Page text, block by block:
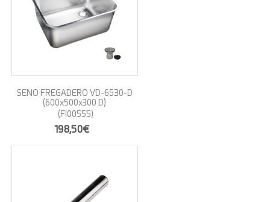
SENO FREGADERO VD-6530-D
(600x500x300 D)
(FI00555)
198,50€